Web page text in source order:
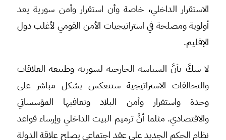
الاستقرار الداخلي، خاصة وأن استقرار وأمن سورية يعد
أولوية ومصلحة في استراتيجيات الأمن القومي لأغلب دول
الإقليم.
لا شكَّ بأنَّ السياسة الخارجية لسورية وطبيعة العلاقات
والتحالفات الاستراتيجية ستنعكس بشكل مباشر على
وحدة واستقرار وأمن البلاد وتعافيها المؤسساتي
والاقتصادي. مثلما أنَّ ترميم البيت الداخلي وإرساء قواعد
نظام الحكم الجديد على عقد اجتماعي يصلح علاقة الدولة